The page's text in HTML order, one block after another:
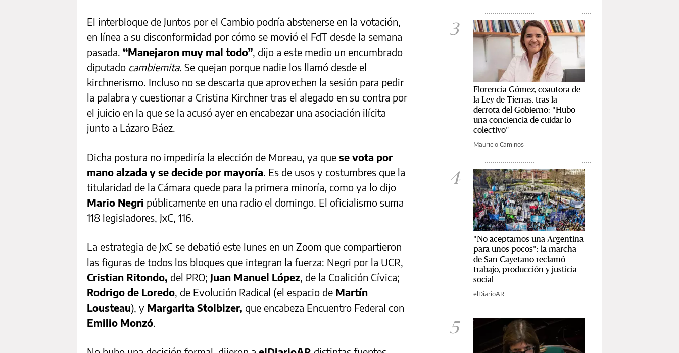
El interbloque de Juntos por el Cambio podría abstenerse en la votación,
en línea a su disconformidad por cómo se movió el FdT desde la semana
pasada. “Manejaron muy mal todo”, dijo a este medio un encumbrado
diputado cambiemita. Se quejan porque nadie los llamó desde el
kirchnerismo. Incluso no se descarta que aprovechen la sesión para pedir
la palabra y cuestionar a Cristina Kirchner tras el alegado en su contra por
el juicio en la que se la acusó ayer en encabezar una asociación ilícita
junto a Lázaro Báez.
Dicha postura no impediría la elección de Moreau, ya que se vota por
mano alzada y se decide por mayoría. Es de usos y costumbres que la
titularidad de la Cámara quede para la primera minoría, como ya lo dijo
Mario Negri públicamente en una radio el domingo. El oficialismo suma
118 legisladores, JxC, 116.
La estrategia de JxC se debatió este lunes en un Zoom que compartieron
las figuras de todos los bloques que integran la fuerza: Negri por la UCR,
Cristian Ritondo, del PRO; Juan Manuel López, de la Coalición Cívica;
Rodrigo de Loredo, de Evolución Radical (el espacio de Martín
Lousteau), y Margarita Stolbizer, que encabeza Encuentro Federal con
Emilio Monzó.
3
Florencia Gómez, coautora de
la Ley de Tierras, tras la
derrota del Gobierno: "Hubo
una conciencia de cuidar lo
colectivo"
Mauricio Caminos
4
"No aceptamos una Argentina
para unos pocos": la marcha
de San Cayetano reclamó
trabajo, producción y justicia
social
elDiarioAR
5